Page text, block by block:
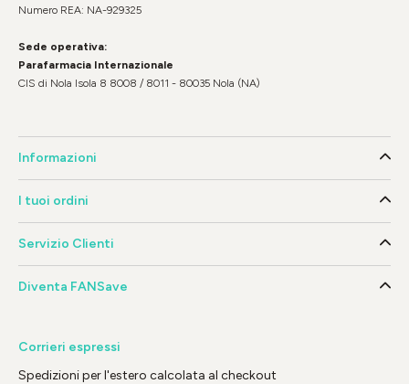
Numero REA: NA-929325
Sede operativa:
Parafarmacia Internazionale
CIS di Nola Isola 8 8008 / 8011 - 80035 Nola (NA)
Informazioni
I tuoi ordini
Servizio Clienti
Diventa FANSave
Corrieri espressi
Spedizioni per l'estero calcolata al checkout